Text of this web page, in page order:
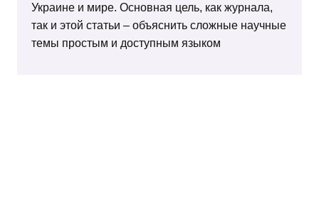
Украине и мире. Основная цель, как журнала,
так и этой статьи – объяснить сложные научные
темы простым и доступным языком